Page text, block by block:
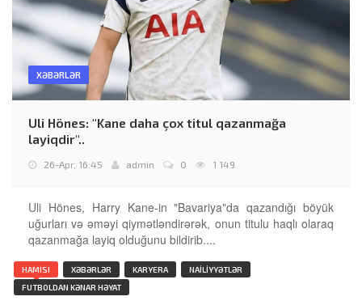
XƏBƏRLƏR
Uli Hönes: "Kane daha çox titul qazanmağa
layiqdir"..
26-Apr, 16:45 admin 0 1 149
Uli Hönes, Harry Kane-in "Bavariya"da qazandığı böyük
uğurları və əməyi qiymətləndirərək, onun titulu haqlı olaraq
qazanmağa layiq olduğunu bildirib....
HAMISI XƏBƏRLƏR KARYERA
NAILIYYƏTLƏR
FUTBOLDAN KƏNAR HƏYAT